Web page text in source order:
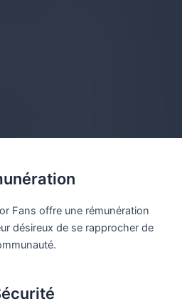
Fans offre une rémunération
désireux de se rapprocher de